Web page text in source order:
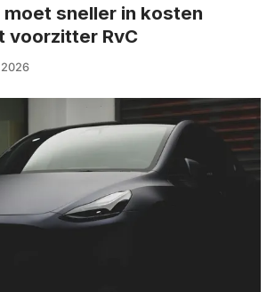
sneller in kosten
voorzitter RvC
2026